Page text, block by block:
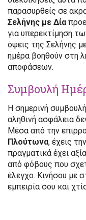
παρασυρθείς σε
Σελήνης με Δία
για υπερεκτίμηση
όψεις της Σελήνης
ημέρα βοηθούν στη
αποφάσεων.
Συμβουλή
Η σημερινή
αληθινή ασφάλεια
Μέσα από την
Πλούτωνα, έχεις
πραγματικά έχει
από φόβους που
έλεγχο. Κινήσου με
εμπειρία σου και